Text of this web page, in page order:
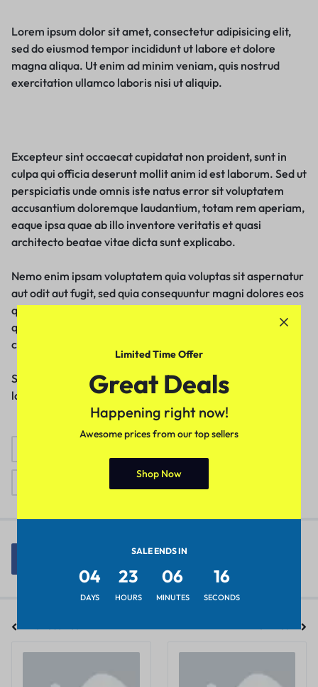
Lorem ipsum dolor sit amet, consectetur adipisicing elit,
sed do eiusmod tempor incididunt ut labore et dolore
magna aliqua. Ut enim ad minim veniam, quis nostrud
exercitation ullamco laboris nisi ut aliquip.
Excepteur sint occaecat cupidatat non proident, sunt in
culpa qui officia deserunt mollit anim id est laborum. Sed ut
perspiciatis unde omnis iste natus error sit voluptatem
accusantium doloremque laudantium, totam rem aperiam,
eaque ipsa quae ab illo inventore veritatis et quasi
architecto beatae vitae dicta sunt explicabo.
Nemo enim ipsam voluptatem quia voluptas sit aspernatur
aut odit aut fugit, sed quia consequuntur magni dolores eos
qui ratione voluptatem sequi nesciunt. Neque porro
quisquam est, qui dolorem ipsum quia dolor sit amet,
consectetur, adipisci velit.
Sed quia non numquam eius modi tempora incidunt ut
labore et dolore magnam aliquam quaerat voluptatem.
Limited Time Offer
Great Deals
Happening right now!
Awesome prices from our top sellers
Shop Now
SALE ENDS IN
04
DAYS
23
HOURS
06
MINUTES
16
SECONDS